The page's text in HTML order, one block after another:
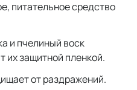
питательное средство
и пчелиный воск
их защитной пленкой.
от раздражений.